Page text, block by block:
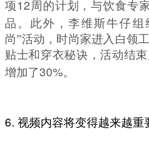
项12周的计划，与饮食专
品。此外，李维斯牛仔组
尚”活动，时尚家进入白领
贴士和穿衣秘诀，活动结
增加了30%。
6. 视频内容将变得越来越重